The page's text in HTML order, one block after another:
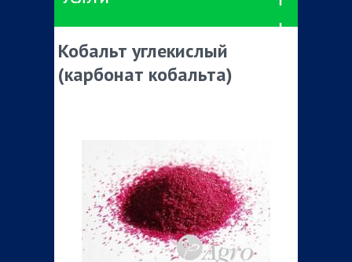
Кобальт углекислый
(карбонат кобальта)